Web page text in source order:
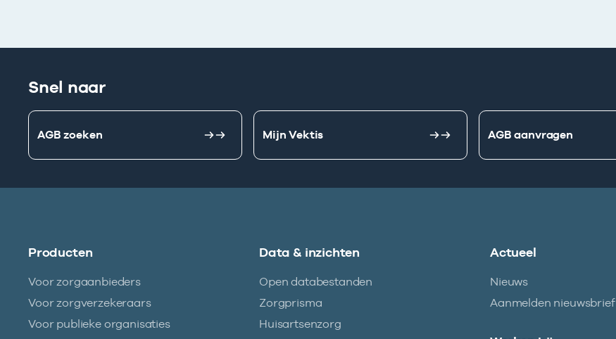
Snel naar
AGB zoeken Mijn Vektis AGB aanvragen
Producten
Voor zorgaanbieders
Voor zorgverzekeraars
Voor publieke organisaties
Data & inzichten
Open databestanden
Zorgprisma
Huisartsenzorg
Actueel
Nieuws
Aanmelden nieuwsbrief